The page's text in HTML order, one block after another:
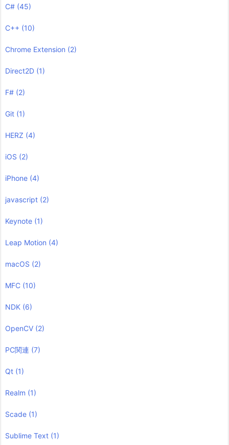
C# (45)
C++ (10)
Chrome Extension (2)
Direct2D (1)
F# (2)
Git (1)
HERZ (4)
iOS (2)
iPhone (4)
javascript (2)
Keynote (1)
Leap Motion (4)
macOS (2)
MFC (10)
NDK (6)
OpenCV (2)
PC関連 (7)
Qt (1)
Realm (1)
Scade (1)
Sublime Text (1)